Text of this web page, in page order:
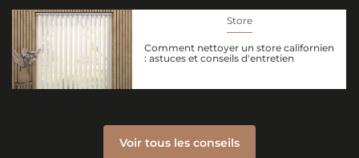
Store
Comment nettoyer un store californien
: astuces et conseils d'entretien
Voir tous les conseils